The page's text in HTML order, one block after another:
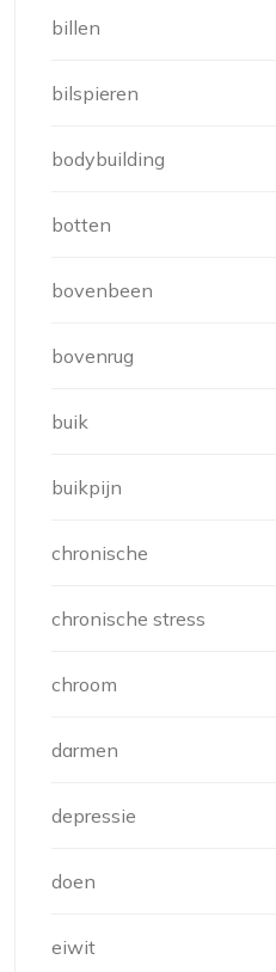
billen
bilspieren
bodybuilding
botten
bovenbeen
bovenrug
buik
buikpijn
chronische
chronische stress
chroom
darmen
depressie
doen
eiwit